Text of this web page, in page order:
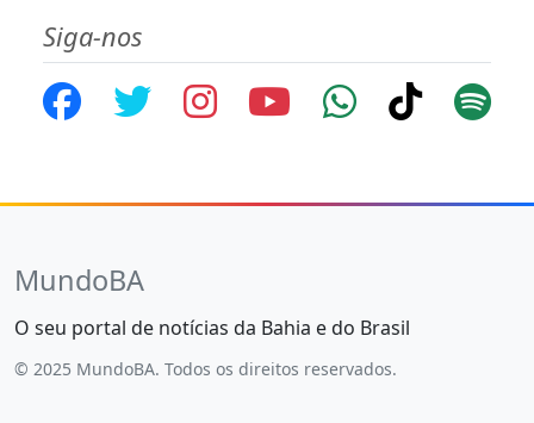
Siga-nos
MundoBA
O seu portal de notícias da Bahia e do Brasil
© 2025 MundoBA. Todos os direitos reservados.